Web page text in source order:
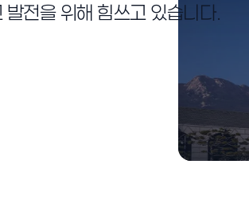
전을 위해 힘쓰고 있습니다.